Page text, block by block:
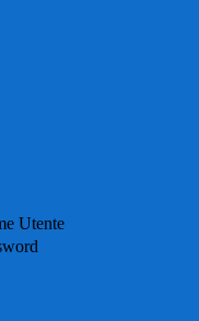
Utente